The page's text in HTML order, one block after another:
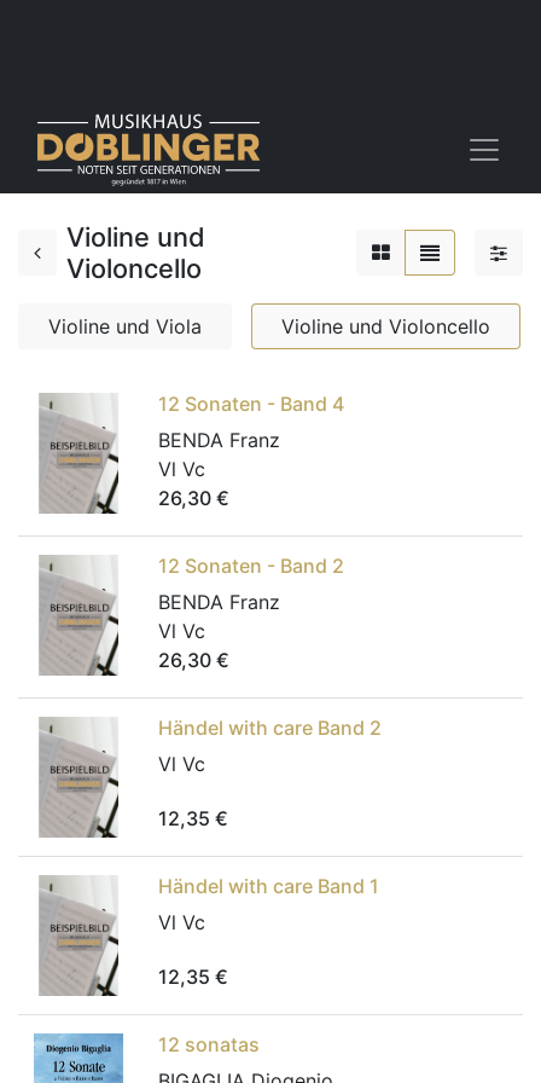
Violine und
Violoncello
Violine und Viola Violine und Violoncello
12 Sonaten - Band 4
BENDA Franz
Vl Vc
26,30 €
12 Sonaten - Band 2
BENDA Franz
Vl Vc
26,30 €
Händel with care Band 2
Vl Vc
12,35 €
Händel with care Band 1
Vl Vc
12,35 €
12 sonatas